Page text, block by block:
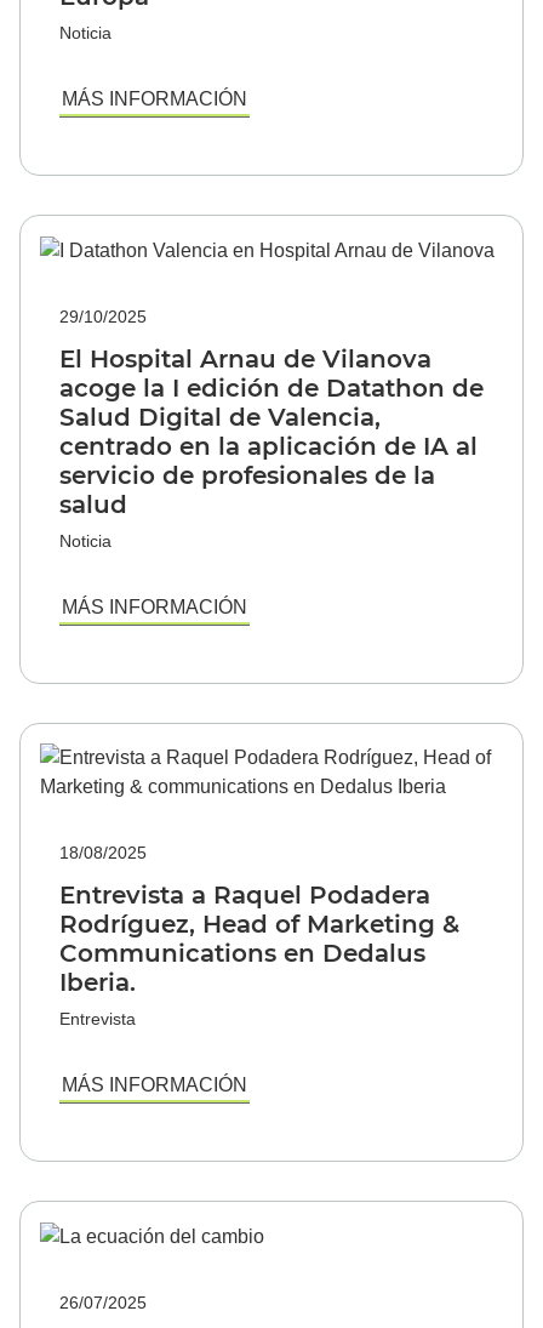
Noticia
MÁS INFORMACIÓN
29/10/2025
El Hospital Arnau de Vilanova
acoge la I edición de Datathon de
Salud Digital de Valencia,
centrado en la aplicación de IA al
servicio de profesionales de la
salud
Noticia
MÁS INFORMACIÓN
18/08/2025
Entrevista a Raquel Podadera
Rodríguez, Head of Marketing &
Communications en Dedalus
Iberia.
Entrevista
MÁS INFORMACIÓN
26/07/2025